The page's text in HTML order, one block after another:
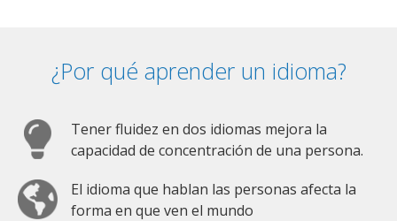
¿Por qué aprender un idioma?
Tener fluidez en dos idiomas mejora la
capacidad de concentración de una persona.
El idioma que hablan las personas afecta la
forma en que ven el mundo